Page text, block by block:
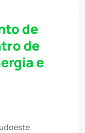
de
de
e